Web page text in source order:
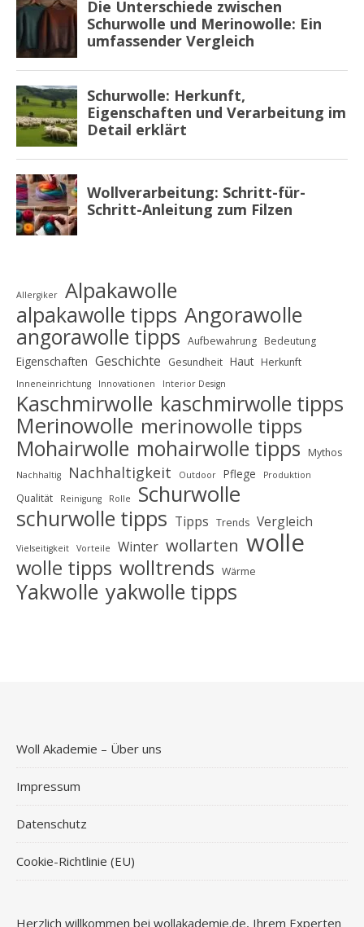
Allergiker
Alpakawolle
alpakawolle tipps Angorawolle
angorawolle tipps Aufbewahrung Bedeutung
Eigenschaften Geschichte Gesundheit Haut Herkunft
Inneneinrichtung Innovationen Interior Design
Kaschmirwolle kaschmirwolle tipps
Merinowolle merinowolle tipps
Mohairwolle mohairwolle tipps Mythos
Nachhaltig Nachhaltigkeit Outdoor Pflege Produktion
Qualität Reinigung Rolle Schurwolle
schurwolle tipps Tipps Trends Vergleich
Vielseitigkeit Vorteile Winter wollarten wolle
wolle tipps wolltrends Wärme
Yakwolle yakwolle tipps
Woll Akademie – Über uns
Impressum
Datenschutz
Cookie-Richtlinie (EU)
Herzlich willkommen bei wollakademie.de, Ihrem Experten